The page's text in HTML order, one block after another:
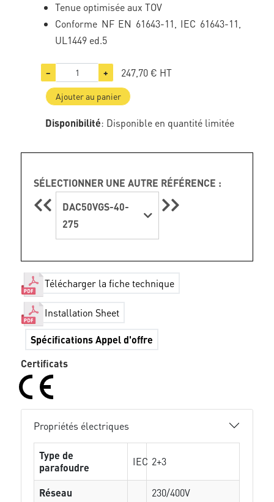
Tenue optimisée aux TOV
Conforme NF EN 61643-11, IEC 61643-11,
UL1449 ed.5
− + 247,70 € HT
Ajouter au panier
Disponibilité: Disponible en quantité limitée
SÉLECTIONNER UNE AUTRE RÉFÉRENCE :
DAC50VGS-40-
275
Télécharger la fiche technique
Installation Sheet
Spécifications Appel d'offre
Certificats
Propriétés électriques
Type de
parafoudre
IEC 2+3
Réseau 230/400V